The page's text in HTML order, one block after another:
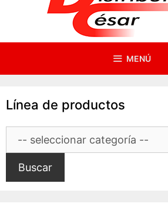
MENÚ
Línea de productos
Buscar